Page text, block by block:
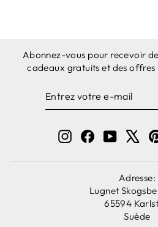
Abonnez-vous pour recevoir
cadeaux gratuits et des offres
InstagramFacebook
YouTube
Adresse:
Lugnet
65594
Suède